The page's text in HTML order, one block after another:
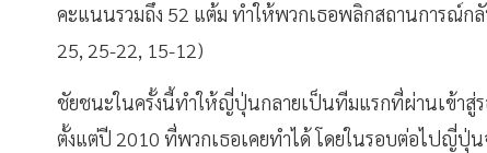
คะแนนรวมถึง 52 แต้ม ทำให้พวกเธอพลิกสถานการณ์ก
25, 25-22, 15-12)
ชัยชนะในครั้งนี้ทำให้ญี่ปุ่นกลายเป็นทีมแรกที่ผ่านเข้าสู่
ตั้งแต่ปี 2010 ที่พวกเธอเคยทำได้ โดยในรอบต่อไปญี่ปุ่